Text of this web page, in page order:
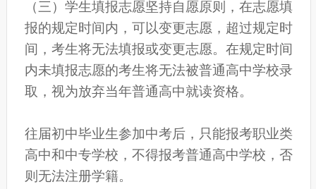
（三）学生填报志愿坚持自愿原则，在志愿填
报的规定时间内，可以变更志愿，超过规定时
间，考生将无法填报或变更志愿。在规定时间
内未填报志愿的考生将无法被普通高中学校录
取，视为放弃当年普通高中就读资格。
往届初中毕业生参加中考后，只能报考职业类
高中和中专学校，不得报考普通高中学校，否
则无法注册学籍。